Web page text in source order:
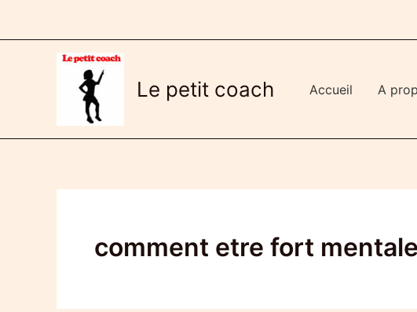
Le petit coach Accueil A
comment etre fort